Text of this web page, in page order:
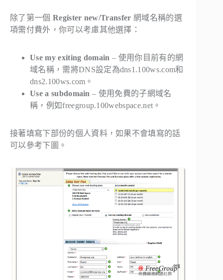
除了第一個 Register new/Transfer 網域名稱的選
項需付費外，你可以考慮其他選擇：
Use my exiting domain – 使用你目前有的網
域名稱，需將DNS設定為dns1.100ws.com和
dns2.100ws.com。
Use a subdomain – 使用免費的子網域名
稱，例如freegroup.100webspace.net。
接著填寫下部份的個人資料，如果不會填寫的話
可以參考下圖。